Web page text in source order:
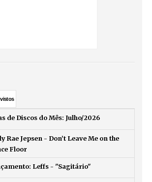
vistos
de Discos do Mês: Julho/2026
Rae Jepsen - Don’t Leave Me on the
Floor
Leffs - "Sagitário"